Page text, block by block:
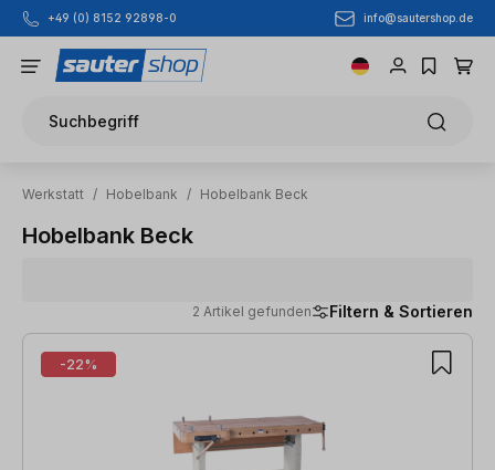
Zum Hauptinhalt springen
+49 (0) 8152 92898-0 info@sautershop.de
Suchbegriff
Werkstatt / Hobelbank / Hobelbank Beck
Hobelbank Beck
2 Artikel gefunden Filtern & Sortieren
2 Artikel gefunden
-22%